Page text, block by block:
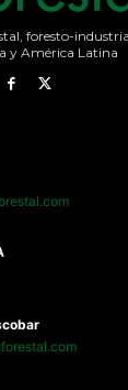
foresto-
y América Latina